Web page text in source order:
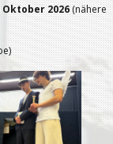
Oktober 2026(nähere